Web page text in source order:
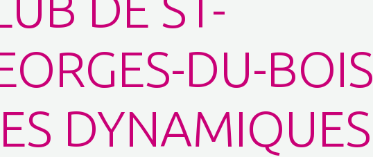
DU-BOIS
DYNAMIQUES